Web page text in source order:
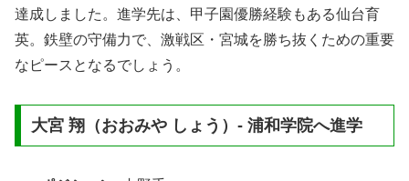
達成しました。進学先は、甲子園優勝経験もある仙台育
英。鉄壁の守備力で、激戦区・宮城を勝ち抜くための重要
なピースとなるでしょう。
大宮 翔（おおみや しょう）- 浦和学院へ進学